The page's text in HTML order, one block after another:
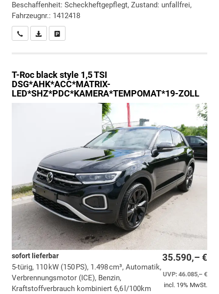
Beschaffenheit: Scheckheftgepflegt, Zustand: unfallfrei,
Fahrzeugnr.: 1412418
Wir rufen Sie anPDF-Datei, Fahrzeugexposé drucken
T-Roc black style 1,5 TSI
DSG*AHK*ACC*MATRIX-
LED*SHZ*PDC*KAMERA*TEMPOMAT*19-ZOLL
35.590,– €
UVP:46.085,– €
incl. 19% MwSt.
sofort lieferbar
5-türig, 110 kW (150 PS), 1.498 cm³, Automatik,
Verbrennungsmotor (ICE), Benzin,
Kraftstoffverbrauch kombiniert 6,6 l/100km